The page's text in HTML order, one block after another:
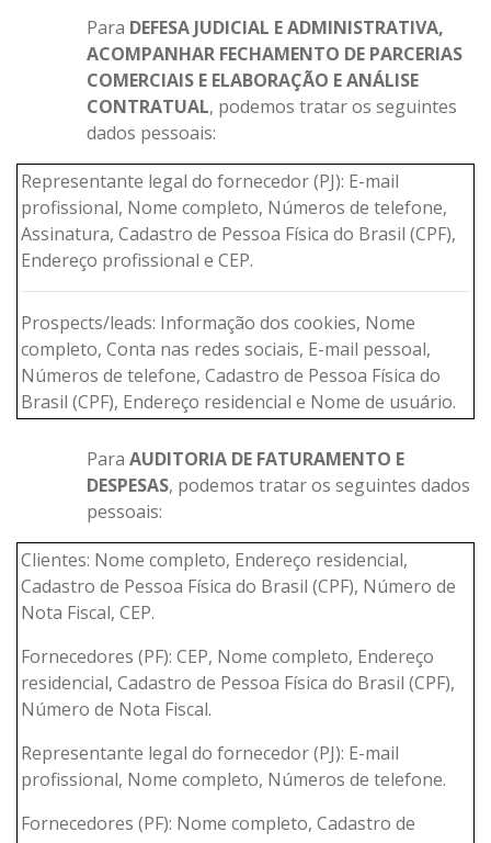
Para DEFESA JUDICIAL E ADMINISTRATIVA,
ACOMPANHAR FECHAMENTO DE PARCERIAS
COMERCIAIS E ELABORAÇÃO E ANÁLISE
CONTRATUAL, podemos tratar os seguintes
dados pessoais:
Representante legal do fornecedor (PJ): E-mail
profissional, Nome completo, Números de telefone,
Assinatura, Cadastro de Pessoa Física do Brasil (CPF),
Endereço profissional e CEP.
Prospects/leads: Informação dos cookies, Nome
completo, Conta nas redes sociais, E-mail pessoal,
Números de telefone, Cadastro de Pessoa Física do
Brasil (CPF), Endereço residencial e Nome de usuário.
Para AUDITORIA DE FATURAMENTO E
DESPESAS, podemos tratar os seguintes dados
pessoais:
Clientes: Nome completo, Endereço residencial,
Cadastro de Pessoa Física do Brasil (CPF), Número de
Nota Fiscal, CEP.
Fornecedores (PF): CEP, Nome completo, Endereço
residencial, Cadastro de Pessoa Física do Brasil (CPF),
Número de Nota Fiscal.
Representante legal do fornecedor (PJ): E-mail
profissional, Nome completo, Números de telefone.
Fornecedores (PF): Nome completo, Cadastro de